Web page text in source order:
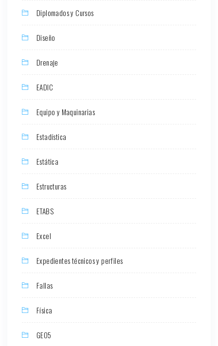
Diplomados y Cursos
Diseño
Drenaje
EADIC
Equipo y Maquinarias
Estadística
Estática
Estructuras
ETABS
Excel
Expedientes técnicos y perfiles
Fallas
Física
GEO5